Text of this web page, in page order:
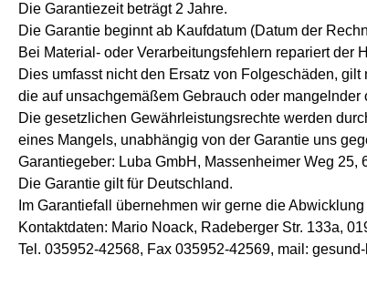
Die Garantiezeit beträgt 2 Jahre.
Die Garantie beginnt ab Kaufdatum (Datum der
Bei Material- oder Verarbeitungsfehlern repariert der
Dies umfasst nicht den Ersatz von Folgeschäden,
die auf unsachgemäßem Gebrauch oder
Die gesetzlichen Gewährleistungsrechte werden
eines Mangels, unabhängig von der Garantie uns
Garantiegeber: Luba GmbH, Massenheimer Weg 25,
Die Garantie gilt für Deutschland.
Im Garantiefall übernehmen wir gerne die Abwicklung
Kontaktdaten: Mario Noack, Radeberger Str. 133a,
Tel. 035952-42568, Fax 035952-42569, mail: